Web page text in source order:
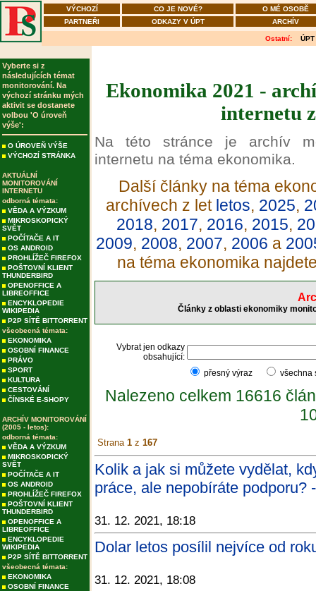
VÝCHOZÍ CO JE NOVÉ?
O MÉ OSOBĚ
PARTNEŘI
ODKAZY V ÚPT ARCHÍV
Ostatní: ÚPT
Vyberte si z
následujících témat
monitorování. Na
výchozí stránku mých
aktivit se dostanete
volbou 'O úroveň
výše':
O ÚROVEŇ VÝŠE
VÝCHOZÍ STRÁNKA
AKTUÁLNÍ
MONITOROVÁNÍ
INTERNETU
odborná témata:
VĚDA A VÝZKUM
MIKROSKOPICKÝ
SVĚT
POČÍTAČE A IT
OS ANDROID
PROHLÍŽEČ FIREFOX
POŠTOVNÍ KLIENT
THUNDERBIRD
OPENOFFICE A
LIBREOFFICE
ENCYKLOPEDIE
WIKIPEDIA
P2P SÍTĚ BITTORRENT
všeobecná témata:
EKONOMIKA
OSOBNÍ FINANCE
PRÁVO
SPORT
KULTURA
CESTOVÁNÍ
ČÍNSKÉ E-SHOPY
ARCHÍV MONITOROVÁNÍ
(2005 - letos):
odborná témata:
VĚDA A VÝZKUM
MIKROSKOPICKÝ
SVĚT
POČÍTAČE A IT
OS ANDROID
PROHLÍŽEČ FIREFOX
POŠTOVNÍ KLIENT
THUNDERBIRD
OPENOFFICE A
LIBREOFFICE
ENCYKLOPEDIE
WIKIPEDIA
P2P SÍTĚ BITTORRENT
všeobecná témata:
EKONOMIKA
OSOBNÍ FINANCE
Ekonomika 2021 -
internetu
Na této stránce je archív
internetu na téma ekonomika.
Další články na téma
archívech z let letos, 2025,
2018, 2017, 2016, 2015,
2009, 2008, 2007, 2006 a
na téma ekonomika
Články z oblasti ekonomiky
Vybrat jen odkazy
obsahující:
přesný výraz
Nalezeno celkem 16616
Strana 1 z 167
Kolik a jak si můžete vydělat,
práce, ale nepobíráte podporu?
31. 12. 2021, 18:18
Dolar letos posílil nejvíce od
31. 12. 2021, 18:08